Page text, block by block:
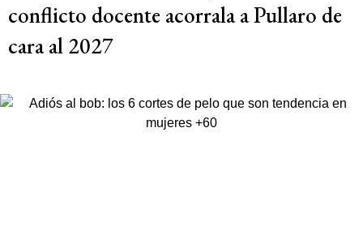
conflicto docente acorrala a Pullaro de
cara al 2027